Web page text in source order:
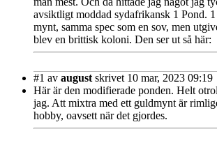
avsiktligt moddad sydafrikansk 1 Pond.
mynt, samma spec som en sov, men
blev en brittisk koloni. Den ser ut så här:
#1 av august skrivet 10 mar, 2023 09:19
Här är den modifierade ponden. Helt
jag. Att mixtra med ett guldmynt är
hobby, oavsett när det gjordes.